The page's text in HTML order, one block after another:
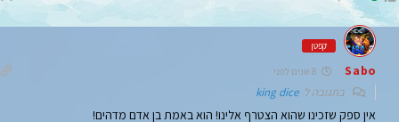
קפטן
Sabo
בתגובה לking dice
אין ספק שזכינו שהוא הצטרף אלינו! הוא באמת בן אדם מדהים!